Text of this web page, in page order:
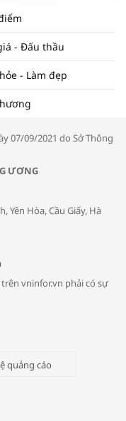
NĂM 2025 | NHỊP
#62
thương mại: Khơi
phòng tránh bệnh
thời tiết giao mùa
em
- Đấu thầu
- Làm đẹp
07/09/2021 do Sở Thông
ƯƠNG
Yên Hòa, Cầu Giấy, Hà
vninfor.vn phải có sự
quảng cáo